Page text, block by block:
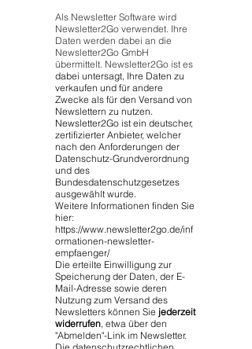
Als Newsletter Software wird
Newsletter2Go verwendet. Ihre
Daten werden dabei an die
Newsletter2Go GmbH
übermittelt. Newsletter2Go ist es
dabei untersagt, Ihre Daten zu
verkaufen und für andere
Zwecke als für den Versand von
Newslettern zu nutzen.
Newsletter2Go ist ein deutscher,
zertifizierter Anbieter, welcher
nach den Anforderungen der
Datenschutz-Grundverordnung
und des
Bundesdatenschutzgesetzes
ausgewählt wurde.
Weitere Informationen finden Sie
hier:
https://www.newsletter2go.de/inf
ormationen-newsletter-
empfaenger/
Die erteilte Einwilligung zur
Speicherung der Daten, der E-
Mail-Adresse sowie deren
Nutzung zum Versand des
Newsletters können Sie jederzeit
widerrufen, etwa über den
"Abmelden"-Link im Newsletter.